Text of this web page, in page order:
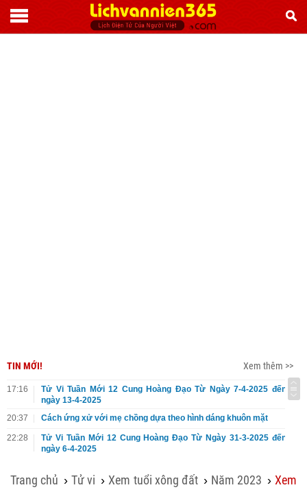
TIN MỚI! Xem thêm >>
17:16
Tử Vi Tuần Mới 12 Cung Hoàng Đạo Từ Ngày 7-4-2025 đến
ngày 13-4-2025
20:37
Cách ứng xử với mẹ chồng dựa theo hình dáng khuôn mặt
22:28
Tử Vi Tuần Mới 12 Cung Hoàng Đạo Từ Ngày 31-3-2025 đến
ngày 6-4-2025
Trang chủ ›Tử vi ›Xem tuổi xông đất › Năm 2023 ›Xem